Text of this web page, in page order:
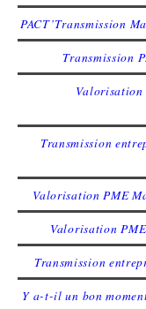
PACT’Transmission
Transmission
Valorisation
Transmission
Valorisation PME
Valorisation
Transmission
Y a-t-il un bon